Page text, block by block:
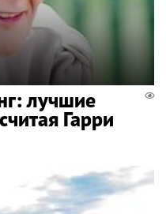
лучшие
Гарри